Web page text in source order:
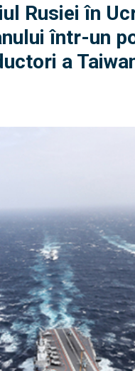
Rusiei în
într-un
a